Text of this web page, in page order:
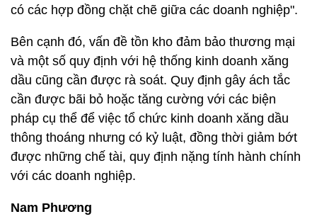
có các hợp đồng chặt chẽ giữa các doanh nghiệp".
Bên cạnh đó, vấn đề tồn kho đảm bảo thương mại
và một số quy định với hệ thống kinh doanh xăng
dầu cũng cần được rà soát. Quy định gây ách tắc
cần được bãi bỏ hoặc tăng cường với các biện
pháp cụ thể để việc tổ chức kinh doanh xăng dầu
thông thoáng nhưng có kỷ luật, đồng thời giảm bớt
được những chế tài, quy định nặng tính hành chính
với các doanh nghiệp.
Nam Phương